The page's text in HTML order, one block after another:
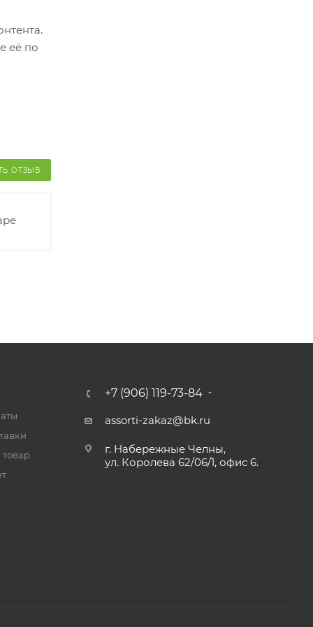
и его
её по
ОТЗЫВ
товар
+7 (906) 119-73-84
assorti-zakaz@bk.ru
г. Набережные Челны,
ул. Королева 62/06/1, офис 6.